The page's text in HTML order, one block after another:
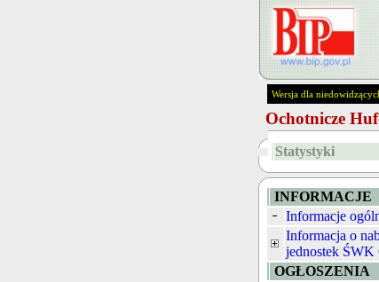
Wersja dla
Ochotnicze
Statystyki
INFORMACJE
Informacje
Informacja o
jednostek ŚWK
OGŁOSZENIA